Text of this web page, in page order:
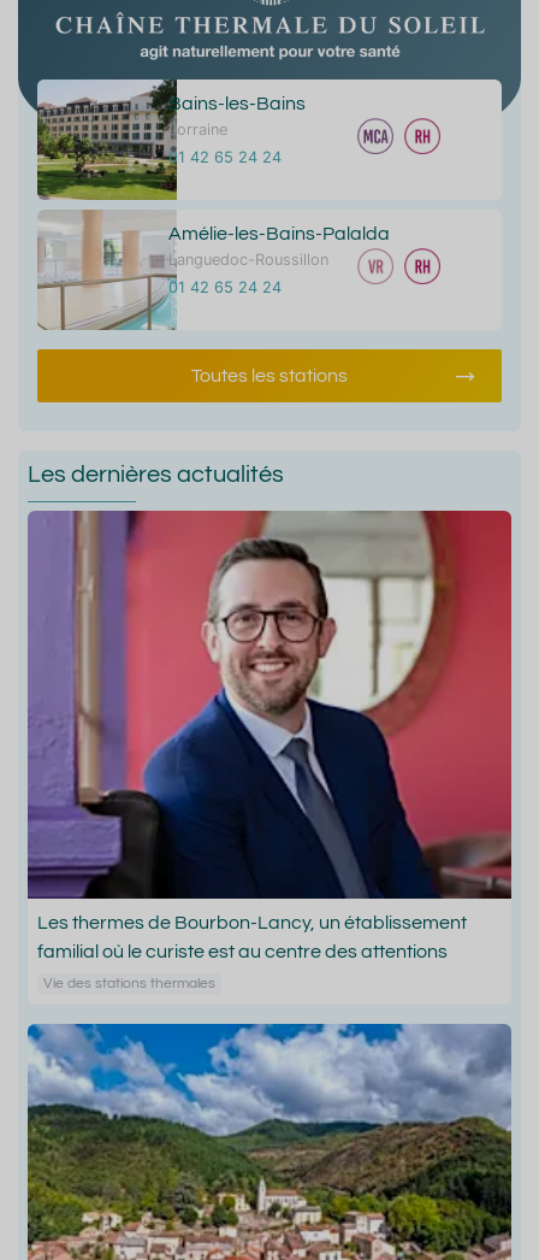
Bains-les-Bains
Lorraine
01 42 65 24 24
Amélie-les-Bains-Palalda
Languedoc-Roussillon
01 42 65 24 24
Toutes les stations
Les dernières actualités
Les thermes de Bourbon-Lancy, un établissement
familial où le curiste est au centre des attentions
Vie des stations thermales